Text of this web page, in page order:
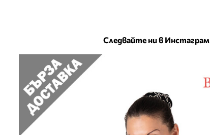
Следвайте ни в Инстаграм